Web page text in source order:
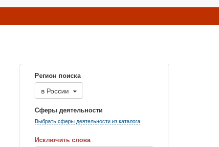
Регион поиска
в России
Сферы деятельности
Выбрать сферы деятельности из каталога
Исключить слова